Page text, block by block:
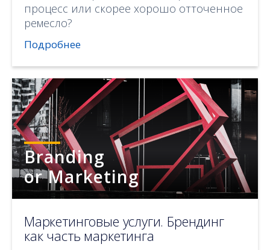
процесс или скорее хорошо отточенное
ремесло?
Подробнее
Branding
or Marketing
Маркетинговые услуги. Брендинг
как часть маркетинга